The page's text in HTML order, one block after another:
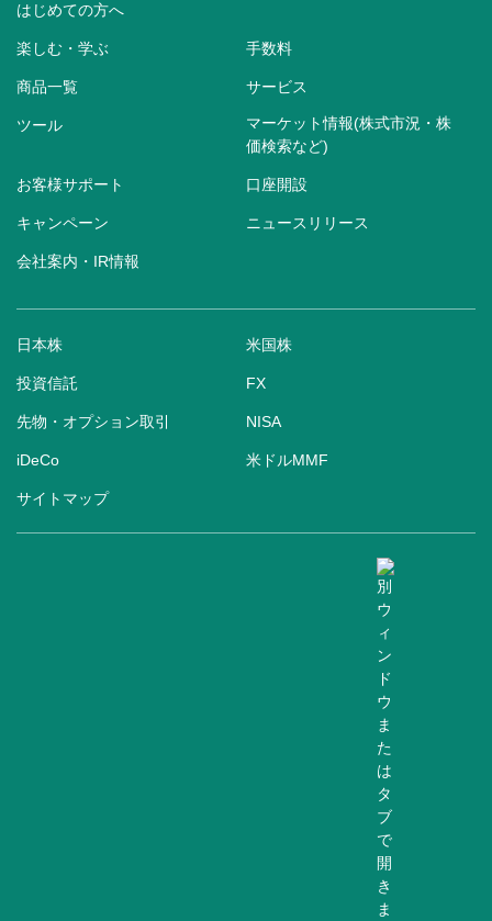
はじめての方へ
楽しむ・学ぶ 手数料
商品一覧 サービス
ツール
マーケット情報(株式市況・株
価検索など)
お客様サポート 口座開設
キャンペーン ニュースリリース
会社案内・IR情報
日本株 米国株
投資信託 FX
先物・オプション取引 NISA
iDeCo 米ドルMMF
サイトマップ